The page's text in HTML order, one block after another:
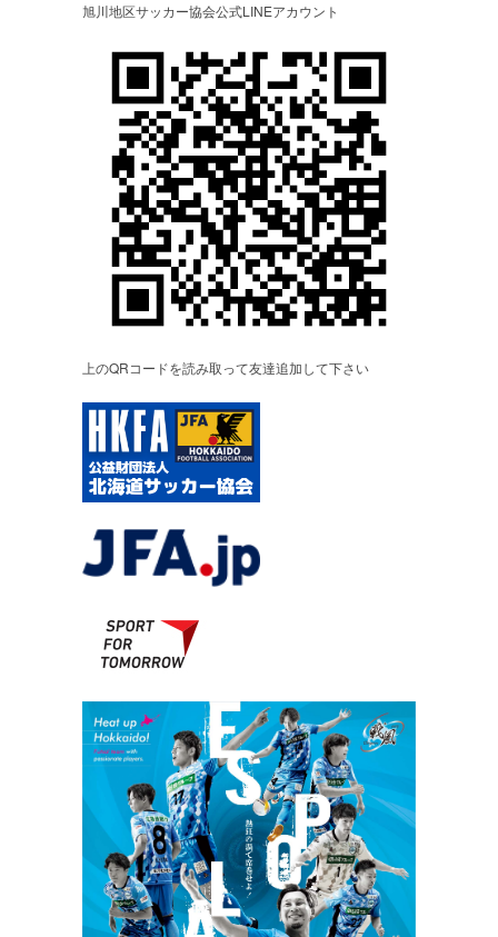
旭川地区サッカー協会公式LINEアカウント
上のQRコードを読み取って友達追加して下さい